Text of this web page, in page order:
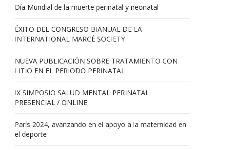
Día Mundial de la muerte perinatal y neonatal
ÉXITO DEL CONGRESO BIANUAL DE LA
INTERNATIONAL MARCÉ SOCIETY
NUEVA PUBLICACIÓN SOBRE TRATAMIENTO CON
LITIO EN EL PERIODO PERINATAL
IX SIMPOSIO SALUD MENTAL PERINATAL
PRESENCIAL / ONLINE
París 2024, avanzando en el apoyo a la maternidad en
el deporte